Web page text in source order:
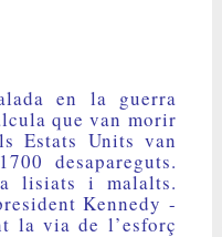
en la guerra
que van morir
Estats Units van
desapareguts.
lisiats i malalts.
Kennedy -
la via de l’esforç